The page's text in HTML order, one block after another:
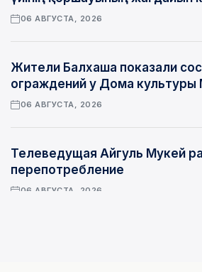
06 АВГУСТА, 2026
Жители Балхаша показали
ограждений у Дома культуры
06 АВГУСТА, 2026
Телеведущая Айгуль Мукей
перепотребление
06 АВГУСТА, 2026